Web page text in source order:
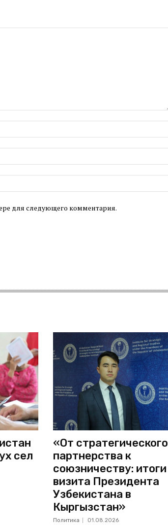
для следующего комментария.
сел
«От стратегического
партнерства к
союзничеству: итоги
визита Президента
Узбекистана в
Кыргызстан»
Политика 01.08.2026